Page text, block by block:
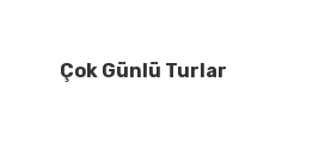
Çok Günlü Turlar